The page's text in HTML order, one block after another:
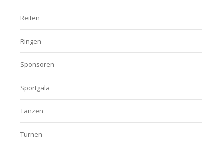
Reiten
Ringen
Sponsoren
Sportgala
Tanzen
Turnen